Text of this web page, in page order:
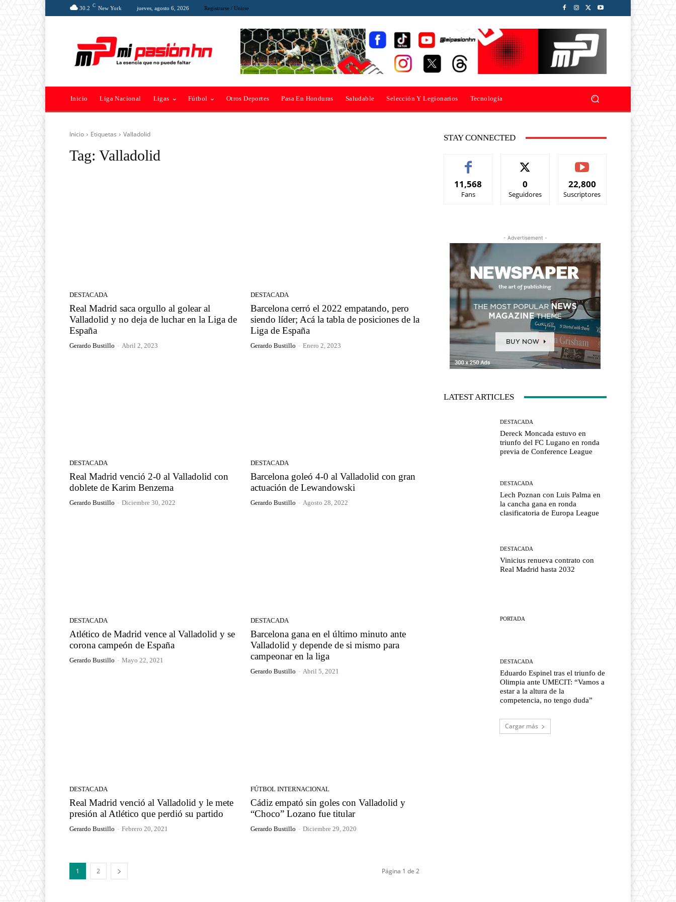
30.2 C New York jueves, agosto 6, 2026 Registrarse / Unirse
Inicio Liga Nacional Ligas Fútbol Otros Deportes Pasa En Honduras Saludable Selección Y Legionarios Tecnología
Inicio Etiquetas Valladolid
Tag: Valladolid
DESTACADA
Real Madrid saca orgullo al golear al
Valladolid y no deja de luchar en la Liga de
España
Gerardo Bustillo - Abril 2, 2023
DESTACADA
Barcelona cerró el 2022 empatando, pero
siendo líder; Acá la tabla de posiciones de la
Liga de España
Gerardo Bustillo - Enero 2, 2023
DESTACADA
Real Madrid venció 2-0 al Valladolid con
doblete de Karim Benzema
Gerardo Bustillo - Diciembre 30, 2022
DESTACADA
Barcelona goleó 4-0 al Valladolid con gran
actuación de Lewandowski
Gerardo Bustillo - Agosto 28, 2022
DESTACADA
Atlético de Madrid vence al Valladolid y se
corona campeón de España
Gerardo Bustillo - Mayo 22, 2021
DESTACADA
Barcelona gana en el último minuto ante
Valladolid y depende de si mismo para
campeonar en la liga
Gerardo Bustillo - Abril 5, 2021
DESTACADA
Real Madrid venció al Valladolid y le mete
presión al Atlético que perdió su partido
Gerardo Bustillo - Febrero 20, 2021
FÚTBOL INTERNACIONAL
Cádiz empató sin goles con Valladolid y
“Choco” Lozano fue titular
Gerardo Bustillo - Diciembre 29, 2020
1 2 Página 1 de 2
STAY CONNECTED
11,568
Fans
0
Seguidores
22,800
Suscriptores
- Advertisement -
LATEST ARTICLES
DESTACADA
Dereck Moncada estuvo en
triunfo del FC Lugano en ronda
previa de Conference League
DESTACADA
Lech Poznan con Luis Palma en
la cancha gana en ronda
clasificatoria de Europa League
DESTACADA
Vinicius renueva contrato con
Real Madrid hasta 2032
PORTADA
DESTACADA
Eduardo Espinel tras el triunfo de
Olimpia ante UMECIT: “Vamos a
estar a la altura de la
competencia, no tengo duda”
Cargar más